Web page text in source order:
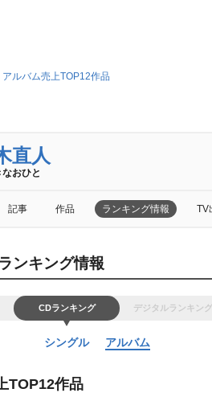
アルバム売上TOP12作品
直人
おひと
記事 作品 ランキング情報 TV
ンキング情報
CDランキング デジタルランキング
シングル アルバム
TOP12作品